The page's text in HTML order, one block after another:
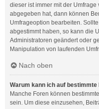
dieser ist immer mit der
abgegeben hat, dann können
Umfrageoption bearbeiten.
abgestimmt haben, so kann die
Administratoren geändert oder
Manipulation von laufenden
Nach oben
Warum kann ich auf
Manche Foren können
sein. Um diese einzusehen,